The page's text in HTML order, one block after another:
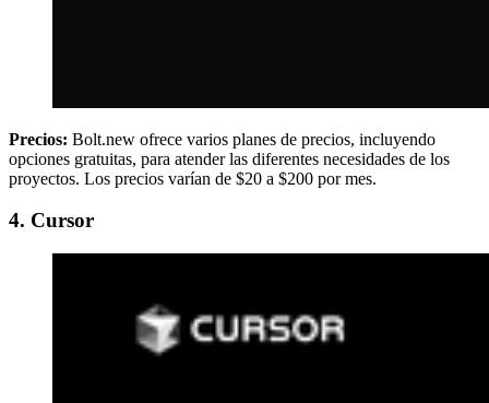
Precios: Bolt.new ofrece varios planes de precios, incluyendo
opciones gratuitas, para atender las diferentes necesidades de los
proyectos. Los precios varían de $20 a $200 por mes.
4. Cursor